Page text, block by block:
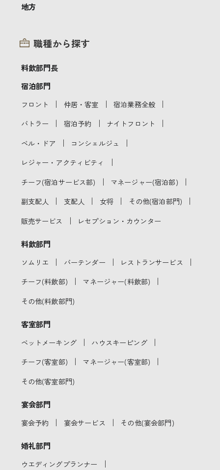
地方
職種から探す
料飲部門長
宿泊部門
フロント ｜ 仲居・客室 ｜ 宿泊業務全般 ｜
バトラー ｜ 宿泊予約 ｜ ナイトフロント ｜
ベル・ドア ｜ コンシェルジュ ｜
レジャー・アクティビティ ｜
チーフ(宿泊サービス部) ｜ マネージャー(宿泊部) ｜
副支配人 ｜ 支配人 ｜ 女将 ｜ その他(宿泊部門) ｜
販売サービス ｜ レセプション・カウンター
料飲部門
ソムリエ ｜ バーテンダー ｜ レストランサービス ｜
チーフ(料飲部) ｜ マネージャー(料飲部) ｜
その他(料飲部門)
客室部門
ベットメーキング ｜ ハウスキーピング ｜
チーフ(客室部) ｜ マネージャー(客室部) ｜
その他(客室部門)
宴会部門
宴会予約 ｜ 宴会サービス ｜ その他(宴会部門)
婚礼部門
ウエディングプランナー ｜